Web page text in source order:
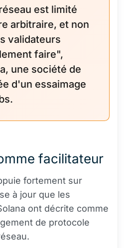
est limité
arbitraire, et non
validateurs
faire",
une société de
d'un essaimage
facilitateur
fortement sur
à jour que les
ont décrite comme
de protocole